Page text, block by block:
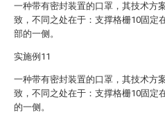
一种带有密封装置的口罩，其技术方
致，不同之处在于：支撑格栅10固定
部的一侧。
实施例11
一种带有密封装置的口罩，其技术方
致，不同之处在于：支撑格栅10固定
的一侧。